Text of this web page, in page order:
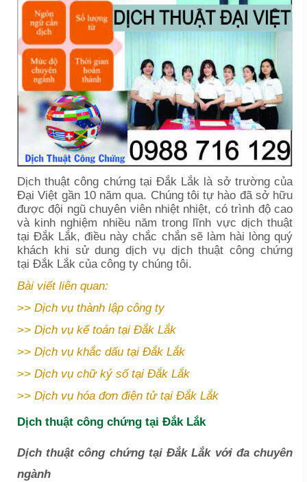
Dịch thuật công chứng tại Đắk Lắk là sở trường của
Đại Việt gần 10 năm qua. Chúng tôi tự hào đã sở hữu
được đội ngũ chuyên viên nhiệt nhiệt, có trình độ cao
và kinh nghiệm nhiều năm trong lĩnh vực dịch thuật
tạiĐắk Lắk, điều này chắc chắn sẽ làm hài lòng quý
khách khi sử dung dịch vụ dịch thuật công chứng
tại Đắk Lắk của công ty chúng tôi.
Bài viết liên quan:
>> Dịch vụ thành lập công ty
>> Dịch vụ kế toán tại Đắk Lắk
>> Dịch vụ khắc dấu tại Đắk Lắk
>> Dịch vụ chữ ký số tại Đắk Lắk
>> Dịch vụ hóa đơn điện tửtại Đắk Lắk
Dịch thuật công chứng tại Đắk Lắk
Dịch thuật công chứng tại Đắk Lắk với đa chuyên
ngành